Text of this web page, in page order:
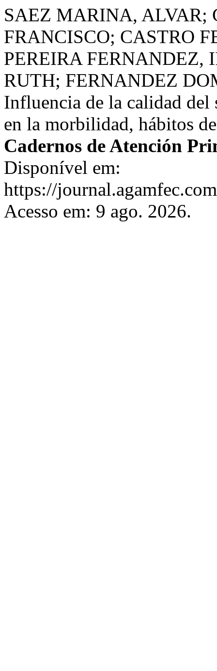
SAEZ MARINA, ALVAR;
FRANCISCO; CASTRO
PEREIRA FERNANDEZ,
RUTH; FERNANDEZ
Influencia de la calidad del
en la morbilidad, hábitos
Cadernos de Atención
Disponível em:
https://
Acesso em: 9 ago. 2026.